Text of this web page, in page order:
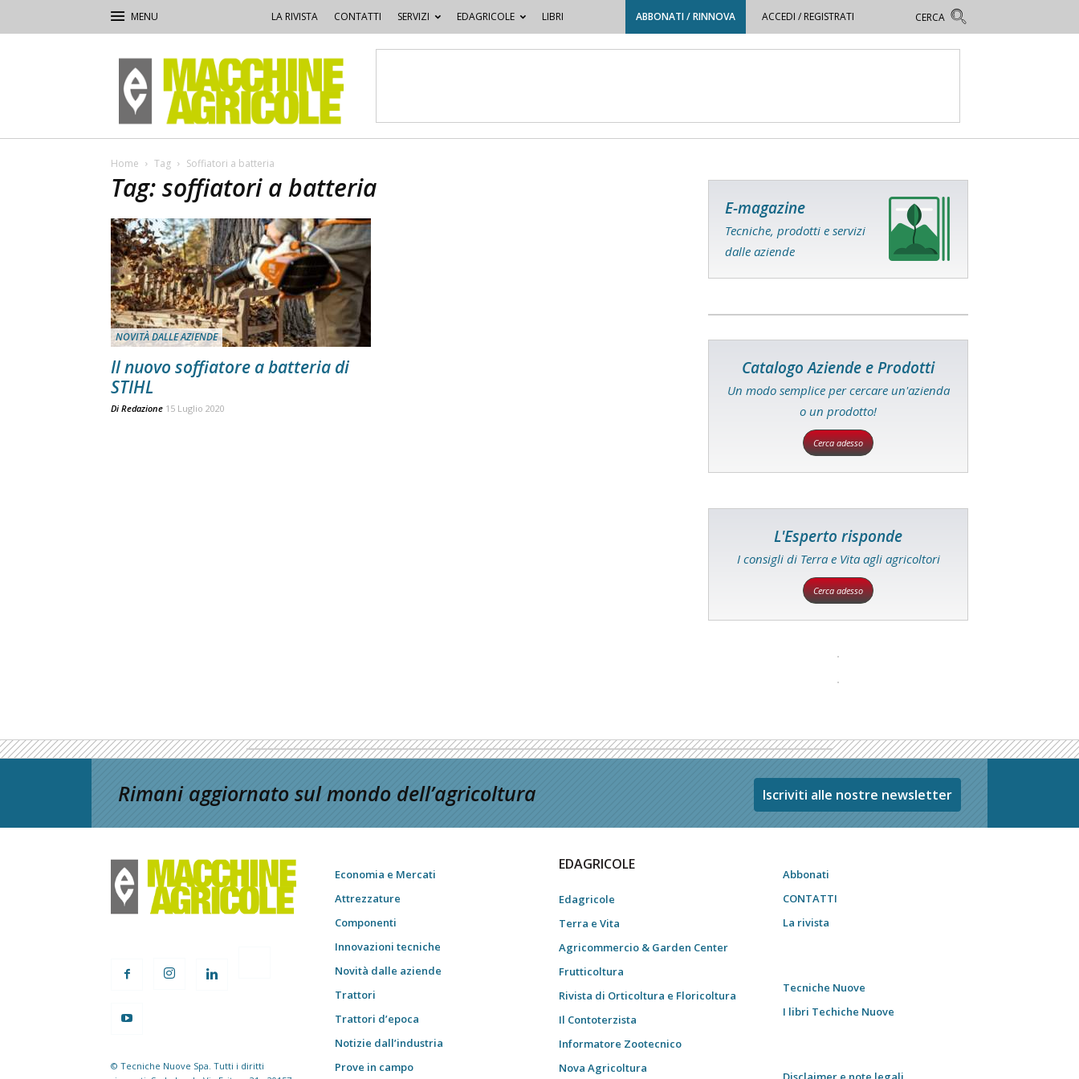
LA RIVISTA CONTATTI SERVIZI EDAGRICOLE LIBRI ABBONATI / RINNOVA ACCEDI / REGISTRATI
Macchine
Agricole
Home Tag Soffiatori a batteria
Tag: soffiatori a batteria
NOVITÀ DALLE AZIENDE
Il nuovo soffiatore a batteria di
STIHL
Di Redazione 15 Luglio 2020
E-magazine
Tecniche, prodotti e servizi
dalle aziende
Catalogo Aziende e Prodotti
Un modo semplice per cercare un'azienda
o un prodotto!
Cerca adesso
L'Esperto risponde
I consigli di Terra e Vita agli agricoltori
Cerca adesso
Rimani aggiornato sul mondo dell’agricoltura Iscriviti alle nostre newsletter
© Tecniche Nuove Spa. Tutti i diritti
Economia e Mercati
Attrezzature
Componenti
Innovazioni tecniche
Novità dalle aziende
Trattori
Trattori d’epoca
Notizie dall’industria
Prove in campo
EDAGRICOLE
Edagricole
Terra e Vita
Agricommercio & Garden Center
Frutticoltura
Rivista di Orticoltura e Floricoltura
Il Contoterzista
Informatore Zootecnico
Nova Agricoltura
Abbonati
CONTATTI
La rivista
Tecniche Nuove
I libri Techiche Nuove